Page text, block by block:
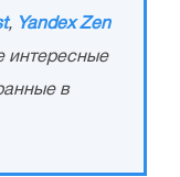
, Yandex Zen
интересные
в